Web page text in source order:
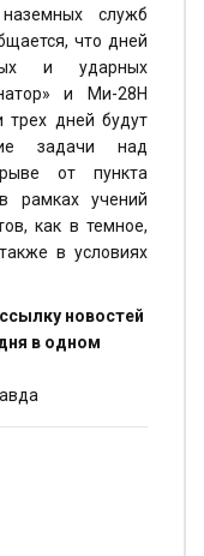
служб
что дней
и ударных
и Ми-28Н
трех дней будут
задачи над
от пункта
рамках учений
как в темное,
в условиях
новостей
в одном